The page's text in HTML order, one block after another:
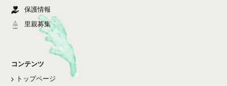
保護情報
里親募集
コンテンツ
トップページ